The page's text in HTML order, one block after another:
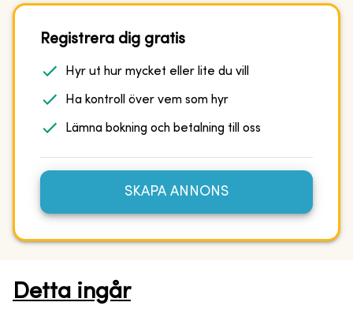
Registrera dig gratis
Hyr ut hur mycket eller lite du vill
Ha kontroll över vem som hyr
Lämna bokning och betalning till oss
SKAPA ANNONS
Detta ingår